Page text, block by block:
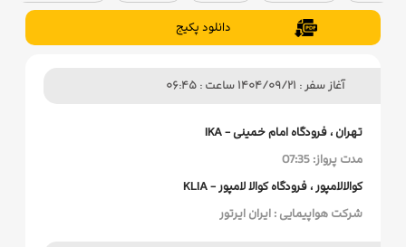
دانلود پکیج
آغاز سفر : 1404/09/21 ساعت : 06:45
تهران ، فرودگاه امام خمینی - IKA
مدت پرواز: 07:35
کوالالامپور ، فرودگاه کوالا لامپور - KLIA
شرکت هواپیمایی : ایران ایرتور